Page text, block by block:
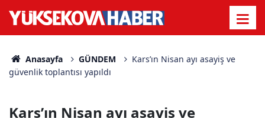
Anasayfa GÜNDEM
Kars’ın Nisan ayı asayiş ve
güvenlik toplantısı yapıldı
Kars’ın Nisan ayı asayiş ve